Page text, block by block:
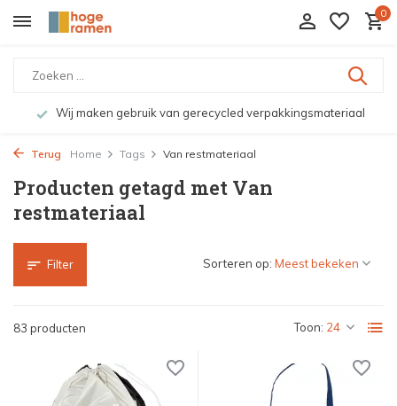
0
Wij maken gebruik van gerecycled verpakkingsmateriaal
Terug Home Tags Van restmateriaal
Producten getagd met Van
restmateriaal
Filter
83 producten Toon:
Sorteren op: